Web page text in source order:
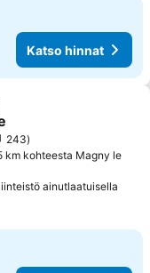
Katso hinnat
243
km kohteesta Magny le
ainutlaatuisella